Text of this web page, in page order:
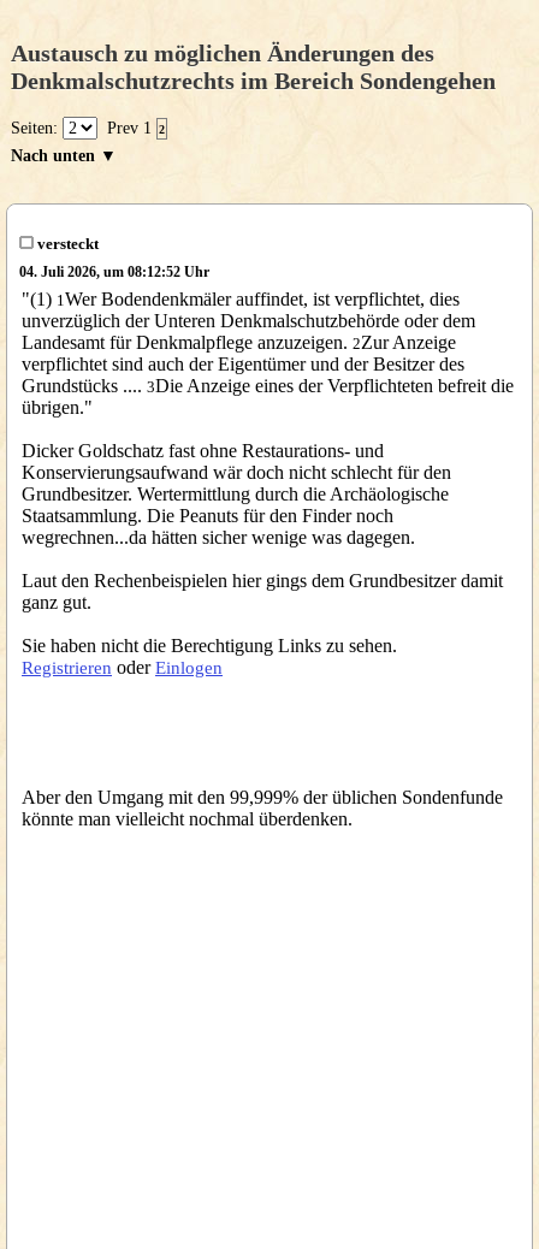
Austausch zu möglichen Änderungen des
Denkmalschutzrechts im Bereich Sondengehen
Seiten: Prev 1 2
Nach unten ▼
versteckt
04. Juli 2026, um 08:12:52 Uhr
"(1) 1Wer Bodendenkmäler auffindet, ist verpflichtet, dies
unverzüglich der Unteren Denkmalschutzbehörde oder dem
Landesamt für Denkmalpflege anzuzeigen. 2Zur Anzeige
verpflichtet sind auch der Eigentümer und der Besitzer des
Grundstücks .... 3Die Anzeige eines der Verpflichteten befreit die
übrigen."
Dicker Goldschatz fast ohne Restaurations- und
Konservierungsaufwand wär doch nicht schlecht für den
Grundbesitzer. Wertermittlung durch die Archäologische
Staatsammlung. Die Peanuts für den Finder noch
wegrechnen...da hätten sicher wenige was dagegen.
Laut den Rechenbeispielen hier gings dem Grundbesitzer damit
ganz gut.
Sie haben nicht die Berechtigung Links zu sehen.
Registrieren oderEinlogen
Aber den Umgang mit den 99,999% der üblichen Sondenfunde
könnte man vielleicht nochmal überdenken.